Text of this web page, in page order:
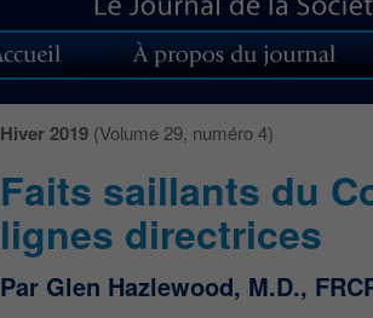
Hiver 2019 (Volume 29, numéro 4)
Faits saillants du
lignes directrices
Par Glen Hazlewood, M.D.,